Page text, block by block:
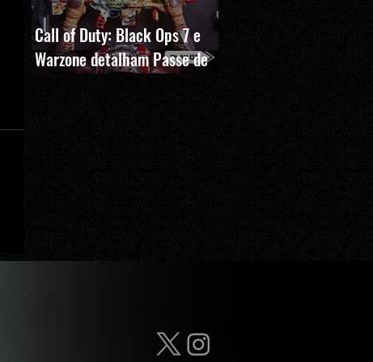
Call of Duty: Black Ops 7 e
Warzone detalham Passe de
Batalha, BlackCell e novas
recompensas da Temporada 5